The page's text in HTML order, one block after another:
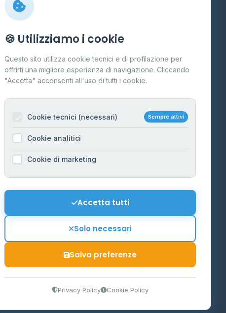
Alto
Contatti
Per gestori
Informazioni legali
Privacy Policy
Cookie Policy
Mappa del sito
Contattaci
🍪 Utilizziamo i cookie
Questo sito utilizza cookie tecnici e di profilazione per
offrirti una migliore esperienza di navigazione. Cliccando
"Accetta" acconsenti all'uso di tutti i cookie.
Cookie tecnici (necessari) Sempre attivi
Cookie analitici
Cookie di marketing
Accetta tutti
Solo necessari
Salva preferenze
Privacy Policy Cookie Policy